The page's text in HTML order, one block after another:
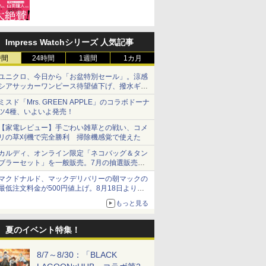
Impress Watchシリーズ 人気記事
24時間 1週間 1カ月
ニクロ、今日から「お盆特別セール」。涼感
アサッカーワンピース待望値下げ、撥水ギア
ョーツは1990円に
スド「Mrs. GREEN APPLE」のコラボドーナ
4種、いよいよ発売！
家電レビュー】手ごわい雑草との戦い、コメ
の草刈機で完全勝利 掃除機感覚で使えた
ルディ、オンライン限定「ネコバッグ＆タン
ラーセット」を一般販売。7月の抽選販売の
選無効分
クドナルド、マックデリバリーの朝マックの
低注文料金が500円値上げ。8月18日より
もっと見る
夏のイベント特集！
8/7～8/30：「BLACK